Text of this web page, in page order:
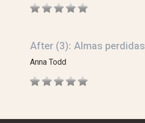
After (3): Almas perdidas
Anna Todd